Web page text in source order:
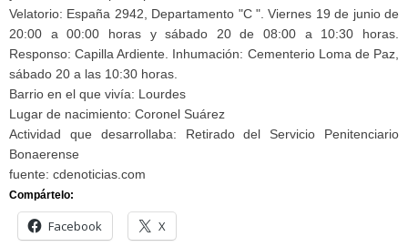
Velatorio: España 2942, Departamento "C ". Viernes 19 de junio de
20:00 a 00:00 horas y sábado 20 de 08:00 a 10:30 horas.
Responso: Capilla Ardiente. Inhumación: Cementerio Loma de Paz,
sábado 20 a las 10:30 horas.
Barrio en el que vivía: Lourdes
Lugar de nacimiento: Coronel Suárez
Actividad que desarrollaba: Retirado del Servicio Penitenciario
Bonaerense
fuente: cdenoticias.com
Compártelo:
Facebook X